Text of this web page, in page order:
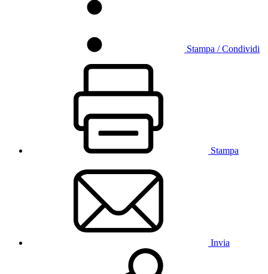
Stampa / Condividi
Stampa
Invia